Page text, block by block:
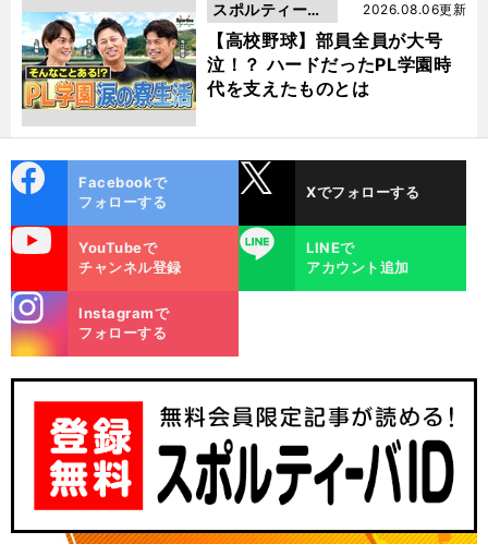
【高校野球】部員全員が大号
泣！？ ハードだったPL学園時
代を支えたものとは
2026.08.06更新
スポルティーバ
動画
ok
Facebookで
フォローする
Xでフォローする
YouTubeで
チャンネル登録
LINE
LINEで
アカウント追加
m
Instagramで
フォローする